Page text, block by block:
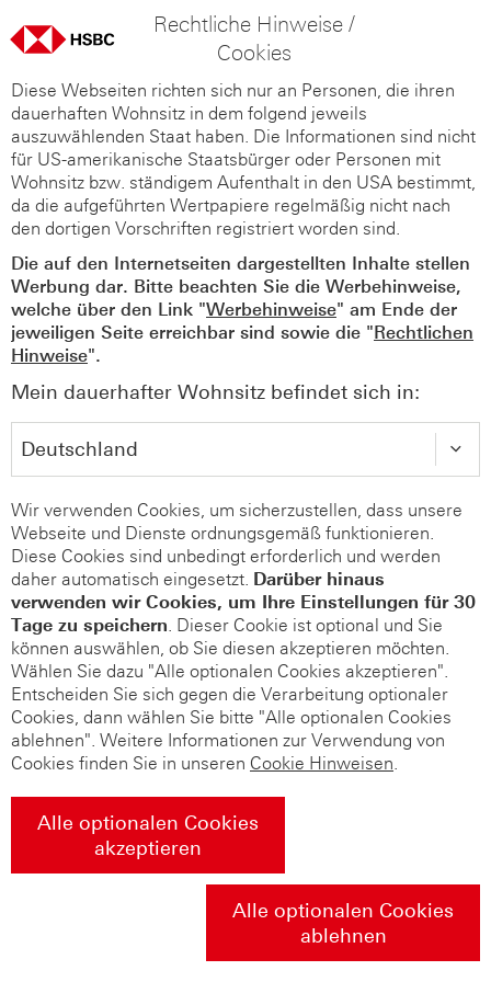
Rechtliche Hinweise /
Cookies
Diese Webseiten richten sich nur an Personen, die ihren
dauerhaften Wohnsitz in dem folgend jeweils
auszuwählenden Staat haben. Die Informationen sind nicht
für US-amerikanische Staatsbürger oder Personen mit
Wohnsitz bzw. ständigem Aufenthalt in den USA bestimmt,
da die aufgeführten Wertpapiere regelmäßig nicht nach
den dortigen Vorschriften registriert worden sind.
Die auf den Internetseiten dargestellten Inhalte stellen
Werbung dar. Bitte beachten Sie die Werbehinweise,
welche über den Link "Werbehinweise" am Ende der
jeweiligen Seite erreichbar sind sowie die "Rechtlichen
Hinweise".
Mein dauerhafter Wohnsitz befindet sich in:
Wir verwenden Cookies, um sicherzustellen, dass unsere
Webseite und Dienste ordnungsgemäß funktionieren.
Diese Cookies sind unbedingt erforderlich und werden
daher automatisch eingesetzt. Darüber hinaus
verwenden wir Cookies, um Ihre Einstellungen für 30
Tage zu speichern. Dieser Cookie ist optional und Sie
können auswählen, ob Sie diesen akzeptieren möchten.
Wählen Sie dazu "Alle optionalen Cookies akzeptieren".
Entscheiden Sie sich gegen die Verarbeitung optionaler
Cookies, dann wählen Sie bitte "Alle optionalen Cookies
ablehnen". Weitere Informationen zur Verwendung von
Cookies finden Sie in unseren Cookie Hinweisen.
Alle optionalen Cookies
akzeptieren
Alle optionalen Cookies
ablehnen